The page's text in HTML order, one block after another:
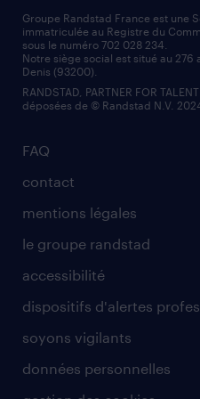
assistant administratif
comptable
nos cabinets de
FAQ
contact
mentions légales
le groupe randstad
accessibilité
dispositifs d'alertes
soyons vigilants
données personnelles
Groupe Randstad France est une
immatriculée au Registre du
sous le numéro 702 028 234.
Notre siège social est situé au 276
Denis (93200).
RANDSTAD, PARTNER FOR
déposées de © Randstad N.V.